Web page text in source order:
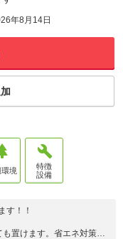
年8月14日
環境
特徴
設備
す！！
置けます。省エネ対策の